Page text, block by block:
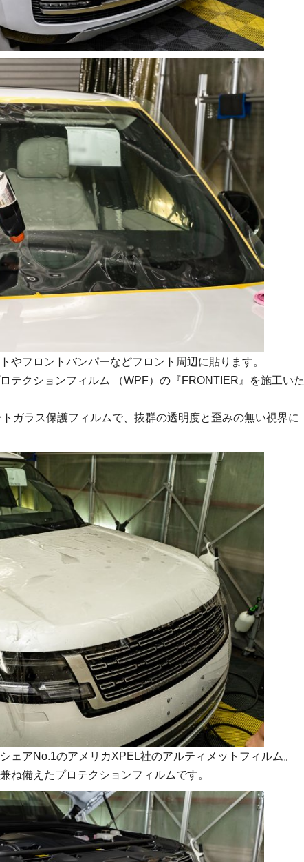
やフロントバンパーなどフロント周辺に貼ります。
テクションフィルム （WPF）の『FRONTIER』を施工いた
ガラス保護フィルムで、抜群の透明度と歪みの無い視界に
ェアNo.1のアメリカXPEL社のアルティメットフィルム。
ね備えたプロテクションフィルムです。